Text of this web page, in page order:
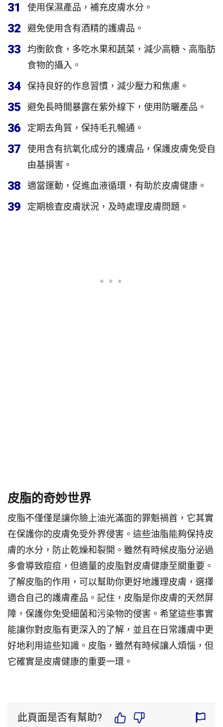
31 使用保濕產品，補充皮膚水分。
32 避免使用含有酒精的護膚品。
33
均衡飲食，多吃水果和蔬菜，減少高糖、高脂肪
食物的攝入。
34 保持良好的作息習慣，減少壓力和焦慮。
35 避免長時間暴露在紫外線下，使用防曬產品。
36 定期去角質，保持毛孔暢通。
37
使用含有抗氧化成分的護膚品，保護皮膚免受自
由基損害。
38 適當運動，促進血液循環，有助於皮膚健康。
39 定期檢查皮膚狀況，及時處理皮膚問題。
皮脂的奇妙世界
皮脂不僅僅是讓你臉上油光滿面的罪魁禍首，它其實
在保護你的皮膚免受外界侵害。這些油脂能夠保持皮
膚的水分，防止乾燥和裂開。雖然有時候皮脂分泌過
多會導致痘痘，但適量的皮脂對皮膚健康至關重要。
了解皮脂的作用，可以幫助你更好地護理皮膚，選擇
適合自己的護膚產品。記住，皮脂是你皮膚的天然屏
障，保護你免受細菌和污染物的侵害。希望這些事實
能讓你對皮脂有更深入的了解，並且在日常護膚中更
好地利用這些知識。皮脂，雖然有時候讓人煩惱，但
它確實是皮膚健康的重要一環。
此頁面是否有幫助?